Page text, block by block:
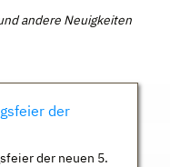
andere Neuigkeiten
der
der neuen 5.